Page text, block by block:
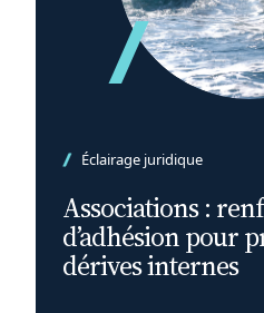
Éclairage juridique
Associations :
d’adhésion pour
dérives internes